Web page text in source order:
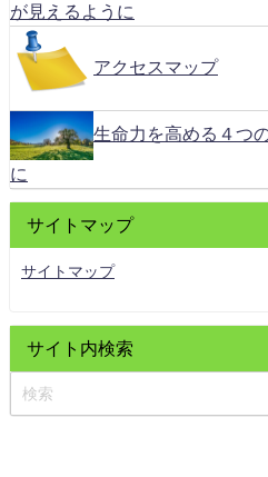
が見えるように
アクセスマップ
生命力を高める４つ
に
サイトマップ
サイトマップ
サイト内検索